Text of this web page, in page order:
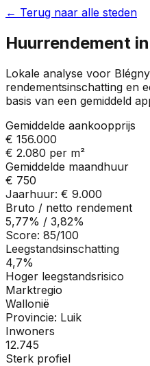
← Terug naar alle steden
Huurrendement in
Lokale analyse voor Blégny
rendementsinschatting en
basis van een gemiddeld
Gemiddelde aankoopprijs
€ 156.000
€ 2.080 per m²
Gemiddelde maandhuur
€ 750
Jaarhuur: € 9.000
Bruto / netto rendement
5,77% / 3,82%
Score: 85/100
Leegstandsinschatting
4,7%
Hoger leegstandsrisico
Marktregio
Wallonië
Provincie: Luik
Inwoners
12.745
Sterk profiel